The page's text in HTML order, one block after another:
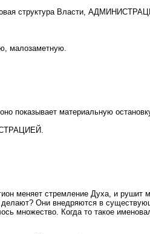
структура Власти,
малозаметную.
показывает материальную
меняет стремление Духа, и
Они внедряются в
множество. Когда то такое